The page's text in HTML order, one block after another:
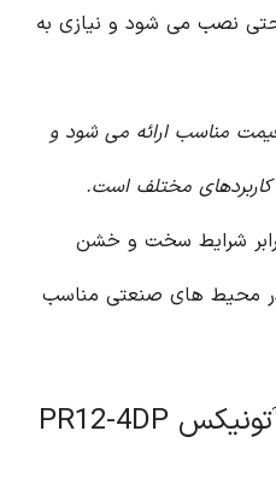
نصب می شود و نیازی به
مناسب ارائه می شود و
کاربردهای مختلف است.
شرایط سخت و خشن
محیط های صنعتی مناسب
خرید سنسور القایی آتونیکس PR12-4DP